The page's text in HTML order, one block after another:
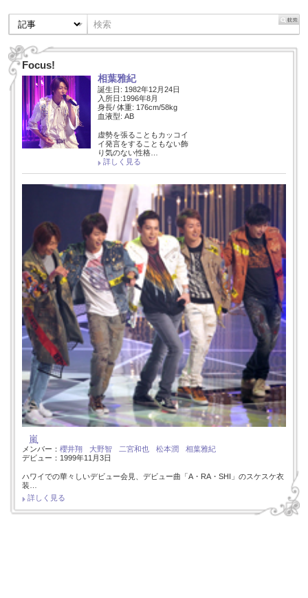
Focus!
相葉雅紀
誕生日: 1982年12月24日
入所日:1996年8月
身長/ 体重: 176cm/58kg
血液型: AB
虚勢を張ることもカッコイ
イ発言をすることもない飾
り気のない性格…
詳しく見る
嵐
メンバー： 櫻井翔 大野智 二宮和也 松本潤
相葉雅紀
デビュー：1999年11月3日
ハワイでの華々しいデビュー会見、デビュー曲「A・RA・SHI」のスケスケ衣
装…
詳しく見る